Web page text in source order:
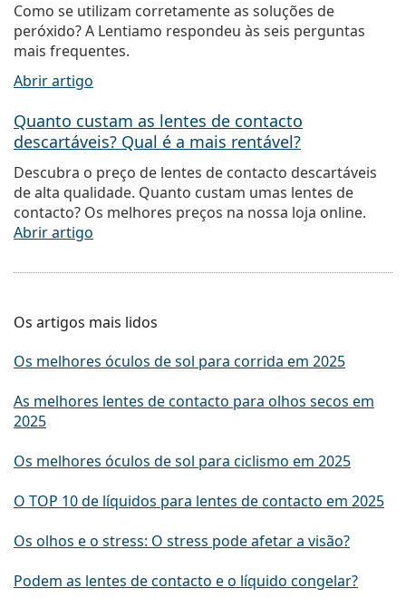
Como se utilizam corretamente as soluções de
peróxido? A Lentiamo respondeu às seis perguntas
mais frequentes.
Abrir artigo
Quanto custam as lentes de contacto
descartáveis? Qual é a mais rentável?
Descubra o preço de lentes de contacto descartáveis
de alta qualidade. Quanto custam umas lentes de
contacto? Os melhores preços na nossa loja online.
Abrir artigo
Os artigos mais lidos
Os melhores óculos de sol para corrida em 2025
As melhores lentes de contacto para olhos secos em
2025
Os melhores óculos de sol para ciclismo em 2025
O TOP 10 de líquidos para lentes de contacto em 2025
Os olhos e o stress: O stress pode afetar a visão?
Podem as lentes de contacto e o líquido congelar?